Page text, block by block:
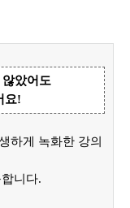
않았어도
요!
하게 녹화한 강의
니다.